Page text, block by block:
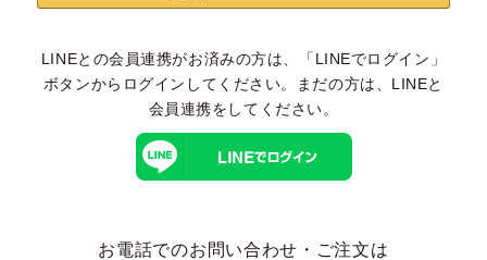
LINEとの会員連携がお済みの方は、「LINEでログイン」
ボタンからログインしてください。まだの方は、 LINEと
会員連携をしてください。
お電話でのお問い合わせ・ご注文は